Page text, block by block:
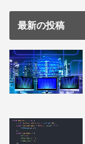
最新の投稿